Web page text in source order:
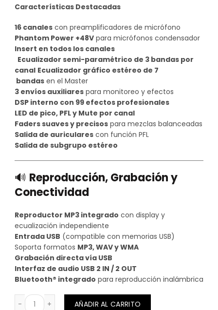
Características Destacadas
16 canales con preamplificadores de micrófono
Phantom Power +48V para micrófonos condensador
Insert en todos los canales
Ecualizador semi-paramétrico de 3 bandas por
canal Ecualizador gráfico estéreo de 7
bandas en el Master
3 envíos auxiliares para monitoreo y efectos
DSP interno con 99 efectos profesionales
LED de pico, PFL y Mute por canal
Faders suaves y precisos para mezclas balanceadas
Salida de auriculares con función PFL
Salida de subgrupo estéreo
🔊 Reproducción, Grabación y
Conectividad
Reproductor MP3 integrado con display y
ecualización independiente
Entrada USB (compatible con memorias USB)
Soporta formatos MP3, WAV y WMA
Grabación directa vía USB
Interfaz de audio USB 2 IN / 2 OUT
Bluetooth® integrado para reproducción inalámbrica
CONSOLA ANALOGA NOVIK NVK-20MKII cantidad
AÑADIR AL CARRITO